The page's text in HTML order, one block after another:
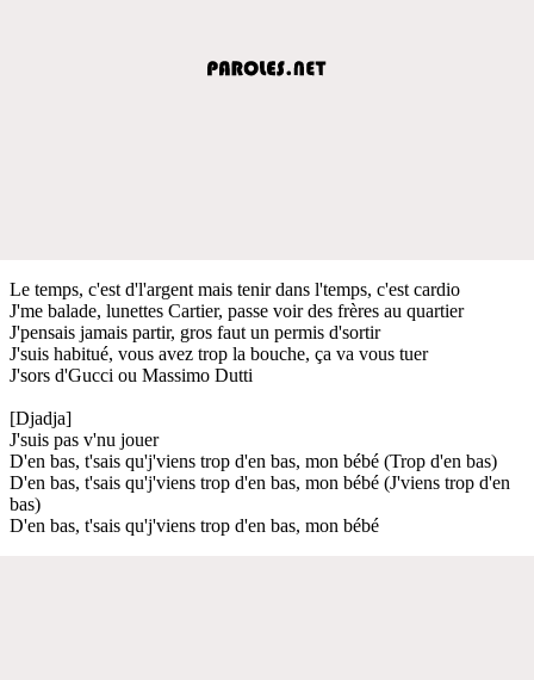
Le temps, c'est d'l'argent mais tenir dans l'temps, c'est cardio
J'me balade, lunettes Cartier, passe voir des frères au quartier
J'pensais jamais partir, gros faut un permis d'sortir
J'suis habitué, vous avez trop la bouche, ça va vous tuer
J'sors d'Gucci ou Massimo Dutti
[Djadja]
J'suis pas v'nu jouer
D'en bas, t'sais qu'j'viens trop d'en bas, mon bébé (Trop d'en bas)
D'en bas, t'sais qu'j'viens trop d'en bas, mon bébé (J'viens trop d'en
bas)
D'en bas, t'sais qu'j'viens trop d'en bas, mon bébé